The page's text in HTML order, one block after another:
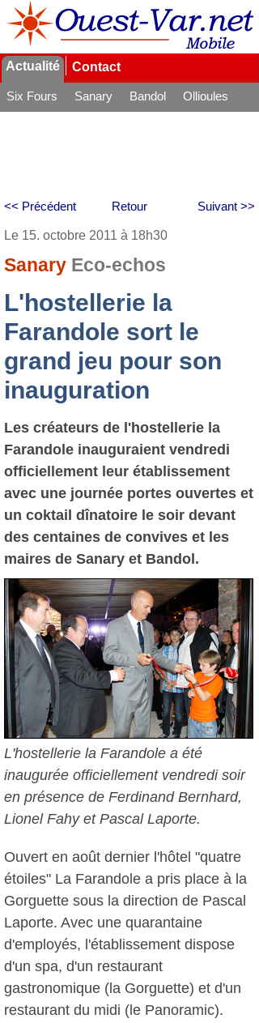
Actualité Contact
Six Fours Sanary Bandol
Ollioules
Retour
<< Précédent Suivant >>
Le 15. octobre 2011 à 18h30
Sanary Eco-echos
L'hostellerie la
Farandole sort le
grand jeu pour son
inauguration
Les créateurs de l'hostellerie la
Farandole inauguraient vendredi
officiellement leur établissement
avec une journée portes ouvertes et
un coktail dînatoire le soir devant
des centaines de convives et les
maires de Sanary et Bandol.
L'hostellerie la Farandole a été
inaugurée officiellement vendredi soir
en présence de Ferdinand Bernhard,
Lionel Fahy et Pascal Laporte.
Ouvert en août dernier l'hôtel "quatre
étoiles" La Farandole a pris place à la
Gorguette sous la direction de Pascal
Laporte. Avec une quarantaine
d'employés, l'établissement dispose
d'un spa, d'un restaurant
gastronomique (la Gorguette) et d'un
restaurant du midi (le Panoramic).